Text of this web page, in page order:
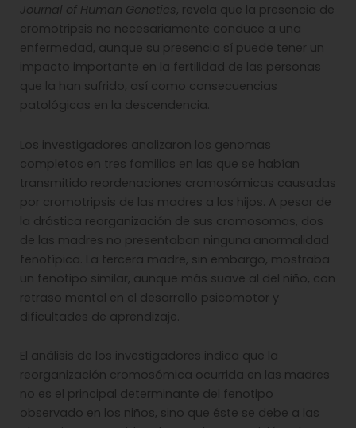
Journal of Human Genetics, revela que la presencia de
cromotripsis no necesariamente conduce a una
enfermedad, aunque su presencia sí puede tener un
impacto importante en la fertilidad de las personas
que la han sufrido, así como consecuencias
patológicas en la descendencia.
Los investigadores analizaron los genomas
completos en tres familias en las que se habían
transmitido reordenaciones cromosómicas causadas
por cromotripsis de las madres a los hijos. A pesar de
la drástica reorganización de sus cromosomas, dos
de las madres no presentaban ninguna anormalidad
fenotípica. La tercera madre, sin embargo, mostraba
un fenotipo similar, aunque más suave al del niño, con
retraso mental en el desarrollo psicomotor y
dificultades de aprendizaje.
El análisis de los investigadores indica que la
reorganización cromosómica ocurrida en las madres
no es el principal determinante del fenotipo
observado en los niños, sino que éste se debe a las